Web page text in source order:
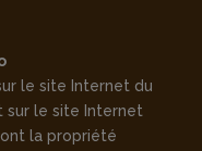
le site Internet du
sur le site Internet
la propriété